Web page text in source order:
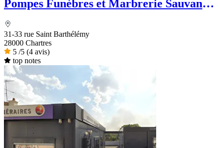
Pompes Funèbres et Marbrerie Sauvanon
31-33 rue Saint Barthélémy
28000 Chartres
5 /5 (4 avis)
top notes